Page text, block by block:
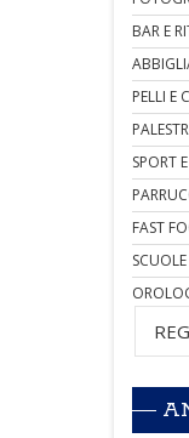
BAR E
PELLI E
SPORT
FAST